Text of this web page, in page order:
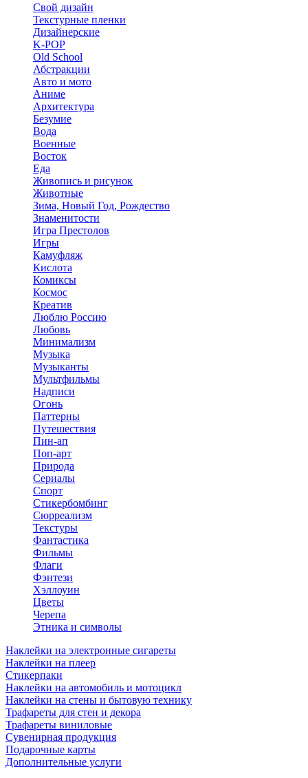
Свой дизайн
Текстурные пленки
Дизайнерские
K-POP
Old School
Абстракции
Авто и мото
Аниме
Архитектура
Безумие
Вода
Военные
Восток
Еда
Живопись и рисунок
Животные
Зима, Новый Год, Рождество
Знаменитости
Игра Престолов
Игры
Камуфляж
Кислота
Комиксы
Космос
Креатив
Люблю Россию
Любовь
Минимализм
Музыка
Музыканты
Мультфильмы
Надписи
Огонь
Паттерны
Путешествия
Пин-ап
Поп-арт
Природа
Сериалы
Спорт
Стикербомбинг
Сюрреализм
Текстуры
Фантастика
Фильмы
Флаги
Фэнтези
Хэллоуин
Цветы
Черепа
Этника и символы
Наклейки на электронные сигареты
Наклейки на плеер
Стикерпаки
Наклейки на автомобиль и мотоцикл
Наклейки на стены и бытовую технику
Трафареты для стен и декора
Трафареты виниловые
Сувенирная продукция
Подарочные карты
Дополнительные услуги